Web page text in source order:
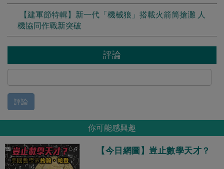
【建軍節特輯】新一代「機械狼」搭載火箭筒搶灘 人
機協同作戰新突破
評論
評論
你可能感興趣
【今日網圖】豈止數學天才？